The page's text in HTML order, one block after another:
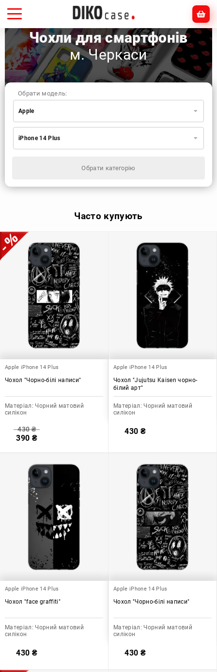
Чохли для смартфонів
м. Черкаси
Обрати категорію
Обрати модель:
Apple
Xiaomi
Apple
Huawei
Realme
TECNO
iPhone 14 Plus
Часто купують
Apple iPhone 14 Plus
Чохол "Чорно-білі написи"
Матеріал: Чорний матовий
силікон
430₴
390 ₴
Apple iPhone 14 Plus
Чохол "Jujutsu Kaisen чорно-
білий арт"
Матеріал: Чорний матовий
силікон
430 ₴
Apple iPhone 14 Plus
Чохол "face graffiti"
Матеріал: Чорний матовий
силікон
430 ₴
Apple iPhone 14 Plus
Чохол "Чорно-білі написи"
Матеріал: Чорний матовий
силікон
430 ₴